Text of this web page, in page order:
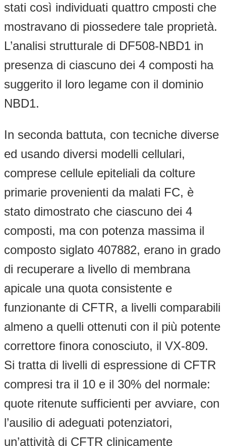
stati così individuati quattro cmposti che
mostravano di piossedere tale proprietà.
L’analisi strutturale di DF508-NBD1 in
presenza di ciascuno dei 4 composti ha
suggerito il loro legame con il dominio
NBD1.
In seconda battuta, con tecniche diverse
ed usando diversi modelli cellulari,
comprese cellule epiteliali da colture
primarie provenienti da malati FC, è
stato dimostrato che ciascuno dei 4
composti, ma con potenza massima il
composto siglato 407882, erano in grado
di recuperare a livello di membrana
apicale una quota consistente e
funzionante di CFTR, a livelli comparabili
almeno a quelli ottenuti con il più potente
correttore finora conosciuto, il VX-809.
Si tratta di livelli di espressione di CFTR
compresi tra il 10 e il 30% del normale:
quote ritenute sufficienti per avviare, con
l’ausilio di adeguati potenziatori,
un’attività di CFTR clinicamente